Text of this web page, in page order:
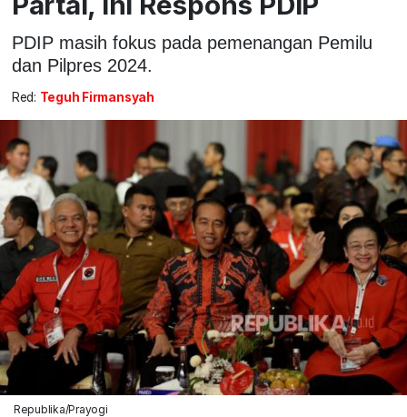
PDIP masih fokus pada pemenangan Pemilu
dan Pilpres 2024.
Red: Teguh Firmansyah
Republika/Prayogi